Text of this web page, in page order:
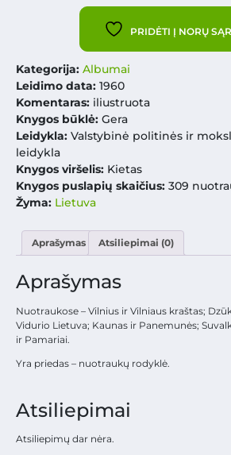
PRIDĖTI Į NORŲ
Kategorija: Albumai
Leidimo data: 1960
Komentaras: iliustruota
Knygos būklė: Gera
Leidykla: Valstybinė politinės ir
leidykla
Knygos viršelis: Kietas
Knygos puslapių skaičius: 309
Žyma: Lietuva
Aprašymas Atsiliepimai (0)
Aprašymas
Nuotraukose – Vilnius ir Vilniaus kraštas;
Vidurio Lietuva; Kaunas ir Panemunės;
ir Pamariai.
Yra priedas – nuotraukų rodyklė.
Atsiliepimai
Atsiliepimų dar nėra.